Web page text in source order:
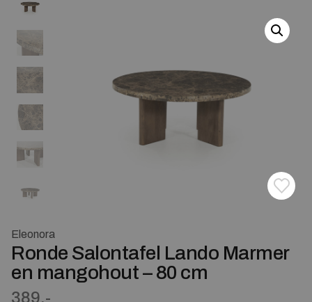
Eleonora
Ronde Salontafel Lando Marmer
en mangohout – 80 cm
389,-